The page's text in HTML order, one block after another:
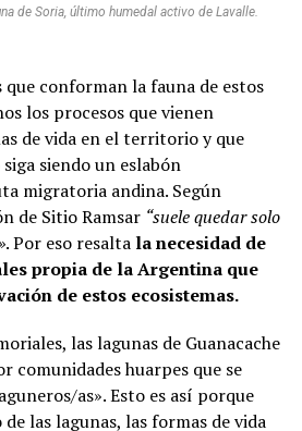
de Soria, último humedal activo de Lavalle.
que conforman la fauna de estos
los procesos que vienen
de vida en el territorio y que
siendo un eslabón
migratoria andina. Según
de Sitio Ramsar “suele quedar solo
. Por eso resalta la necesidad de
propia de la Argentina que
de estos ecosistemas.
las lagunas de Guanacache
comunidades huarpes que se
as». Esto es así porque
las lagunas, las formas de vida